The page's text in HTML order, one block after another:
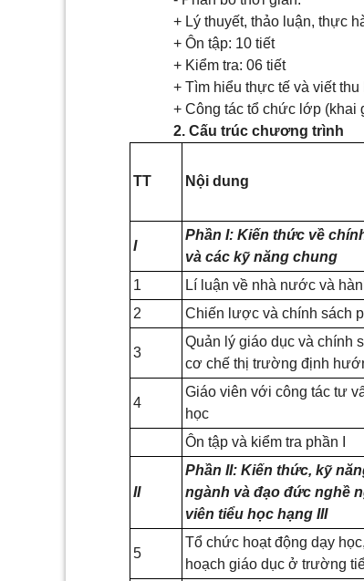
+ Lý thuyết, thảo luận, thực
+ Ôn tập: 10 tiết
+ Kiểm tra: 06 tiết
+ Tìm hiểu thực tế và viết thu
+ Công tác tổ chức lớp (khai
2. Cấu trúc chương trình
TT Nội dung
I
Phần I: Kiến thức về
và các kỹ năng chung
1 Lí luận về nhà nước và
2
Chiến lược và chính sách
3
Quản lý giáo dục và chính
cơ chế thị trường định
4
Giáo viên với công tác tư
học
Ôn tập và kiểm tra phần I
II
Phần II: Kiến thức, kỹ
ngành và đạo đức nghề
viên tiểu học hạng III
5
Tổ chức hoạt động dạy
hoạch giáo dục ở trường